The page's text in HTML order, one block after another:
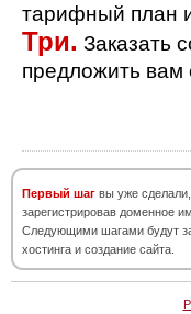
тарифный план
Три. Заказать
предложить вам
Первый шаг вы уже сделали,
зарегистрировав доменное
Следующими шагами будут
хостинга и создание сайта.